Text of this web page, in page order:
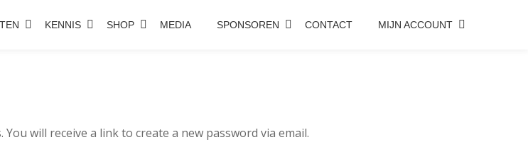
KENNIS SHOP MEDIA SPONSOREN CONTACT MIJN ACCOUNT
will receive a link to create a new password via email.